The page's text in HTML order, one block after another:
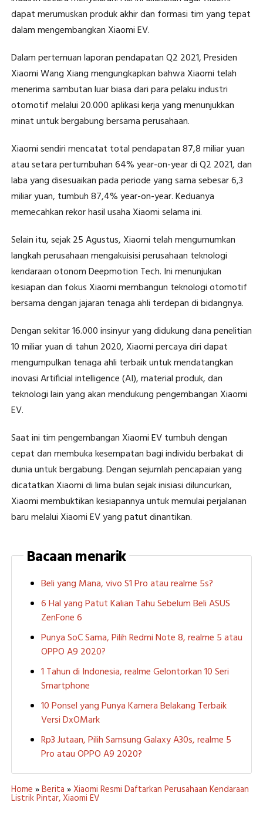
dapat merumuskan produk akhir dan formasi tim yang tepat
dalam mengembangkan Xiaomi EV.
Dalam pertemuan laporan pendapatan Q2 2021, Presiden
Xiaomi Wang Xiang mengungkapkan bahwa Xiaomi telah
menerima sambutan luar biasa dari para pelaku industri
otomotif melalui 20.000 aplikasi kerja yang menunjukkan
minat untuk bergabung bersama perusahaan.
Xiaomi sendiri mencatat total pendapatan 87,8 miliar yuan
atau setara pertumbuhan 64% year-on-year di Q2 2021, dan
laba yang disesuaikan pada periode yang sama sebesar 6,3
miliar yuan, tumbuh 87,4% year-on-year. Keduanya
memecahkan rekor hasil usaha Xiaomi selama ini.
Selain itu, sejak 25 Agustus, Xiaomi telah mengumumkan
langkah perusahaan mengakuisisi perusahaan teknologi
kendaraan otonom Deepmotion Tech. Ini menunjukan
kesiapan dan fokus Xiaomi membangun teknologi otomotif
bersama dengan jajaran tenaga ahli terdepan di bidangnya.
Dengan sekitar 16.000 insinyur yang didukung dana penelitian
10 miliar yuan di tahun 2020, Xiaomi percaya diri dapat
mengumpulkan tenaga ahli terbaik untuk mendatangkan
inovasi Artificial intelligence (AI), material produk, dan
teknologi lain yang akan mendukung pengembangan Xiaomi
EV.
Saat ini tim pengembangan Xiaomi EV tumbuh dengan
cepat dan membuka kesempatan bagi individu berbakat di
dunia untuk bergabung. Dengan sejumlah pencapaian yang
dicatatkan Xiaomi di lima bulan sejak inisiasi diluncurkan,
Xiaomi membuktikan kesiapannya untuk memulai perjalanan
baru melalui Xiaomi EV yang patut dinantikan.
Bacaan menarik
Beli yang Mana, vivo S1 Pro atau realme 5s?
6 Hal yang Patut Kalian Tahu Sebelum Beli ASUS
ZenFone 6
Punya SoC Sama, Pilih Redmi Note 8, realme 5 atau
OPPO A9 2020?
1 Tahun di Indonesia, realme Gelontorkan 10 Seri
Smartphone
10 Ponsel yang Punya Kamera Belakang Terbaik
Versi DxOMark
Rp3 Jutaan, Pilih Samsung Galaxy A30s, realme 5
Pro atau OPPO A9 2020?
Home »Berita »Xiaomi Resmi Daftarkan Perusahaan Kendaraan
Listrik Pintar, Xiaomi EV